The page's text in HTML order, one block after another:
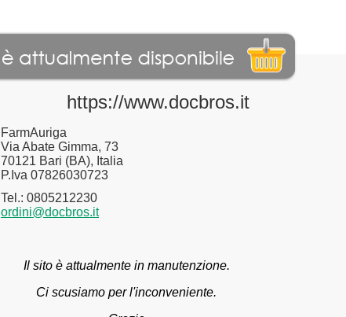
https://www.docbros.it
FarmAuriga
Via Abate Gimma, 73
70121 Bari (BA), Italia
P.Iva 07826030723
Tel.: 0805212230
ordini@docbros.it
Il sito è attualmente in manutenzione.
Ci scusiamo per l'inconveniente.